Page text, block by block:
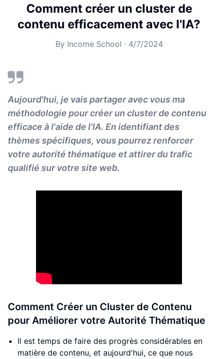
Comment créer un cluster de
contenu efficacement avec l'IA?
By Income School · 4/7/2024
Aujourd'hui, je vais partager avec vous ma
méthodologie pour créer un cluster de contenu
efficace à l'aide de l'IA. En identifiant des
thèmes spécifiques, vous pourrez renforcer
votre autorité thématique et attirer du trafic
qualifié sur votre site web.
Comment Créer un Cluster de Contenu
pour Améliorer votre Autorité Thématique
Il est temps de faire des progrès considérables en
matière de contenu, et aujourd'hui, ce que nous